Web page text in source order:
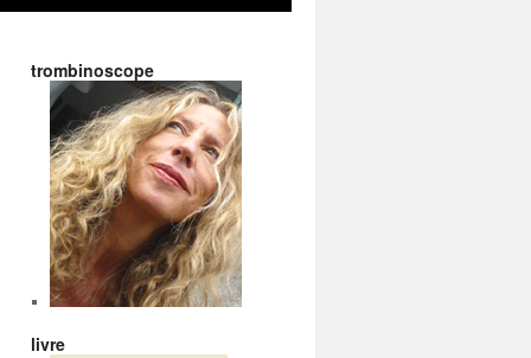
trombinoscope
livre